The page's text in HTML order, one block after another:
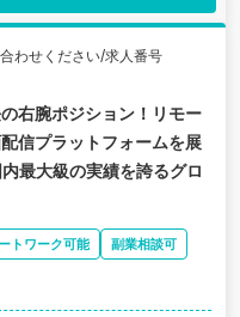
わせください/求人番号
右腕ポジション！リモー
信プラットフォームを展
最大級の実績を誇るグロ
トワーク可能
副業相談可